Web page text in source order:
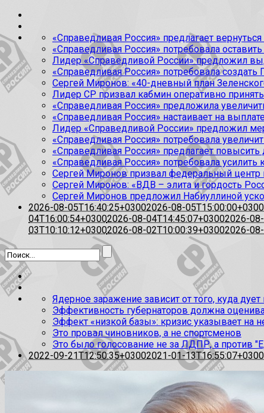
«Справедливая Россия» предлагает
«Справедливая Россия» потребовала
Лидер «Справедливой России» предложил
«Справедливая Россия» потребовала
Сергей Миронов: «40-дневный план
Лидер СР призвал кабмин оперативно
«Справедливая Россия» предложила
«Справедливая Россия» настаивает на
Лидер «Справедливой России» предложил
«Справедливая Россия» потребовала
«Справедливая Россия» предлагает
«Справедливая Россия» потребовала
Сергей Миронов призвал федеральный центр
Сергей Миронов: «ВДВ – элита и гордость
Сергей Миронов предложил Набиуллиной
2026-08-05T16:40:25+03002026-08-05T15:00:00+0300
04T16:00:54+03002026-08-04T14:45:07+03002026-
03T10:10:12+03002026-08-02T10:00:39+03002026-
Ядерное заражение зависит от того, куда
Эффективность губернаторов должна
Эффект «низкой базы»: кризис указывает на
Это провал чиновников, а не спортсменов
Это было голосование не за ЛДПР, а против
2022-09-21T12:50:35+03002021-01-13T16:55:07+0300